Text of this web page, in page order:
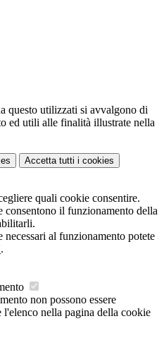
questo utilizzati si avvalgono di
ed utili alle finalità illustrate nella
Accetta tutti i cookies
quali cookie consentire.
consentono il funzionamento della
al funzionamento potete
.
non possono essere
nella pagina della cookie